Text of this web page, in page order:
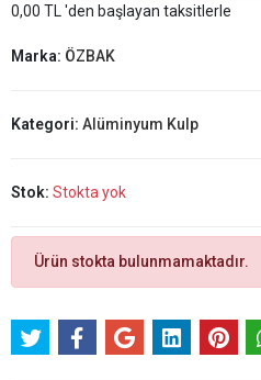
0,00 TL 'den başlayan taksitlerle
Marka: ÖZBAK
Kategori: Alüminyum Kulp
Stok: Stokta yok
Ürün stokta bulunmamaktadır.